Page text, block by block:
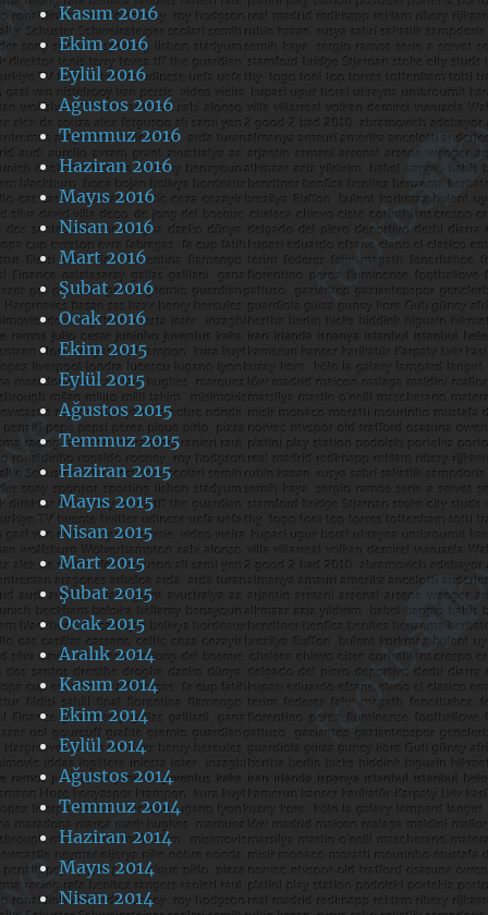
Kasım 2016
Ekim 2016
Eylül 2016
Ağustos 2016
Temmuz 2016
Haziran 2016
Mayıs 2016
Nisan 2016
Mart 2016
Şubat 2016
Ocak 2016
Ekim 2015
Eylül 2015
Ağustos 2015
Temmuz 2015
Haziran 2015
Mayıs 2015
Nisan 2015
Mart 2015
Şubat 2015
Ocak 2015
Aralık 2014
Kasım 2014
Ekim 2014
Eylül 2014
Ağustos 2014
Temmuz 2014
Haziran 2014
Mayıs 2014
Nisan 2014